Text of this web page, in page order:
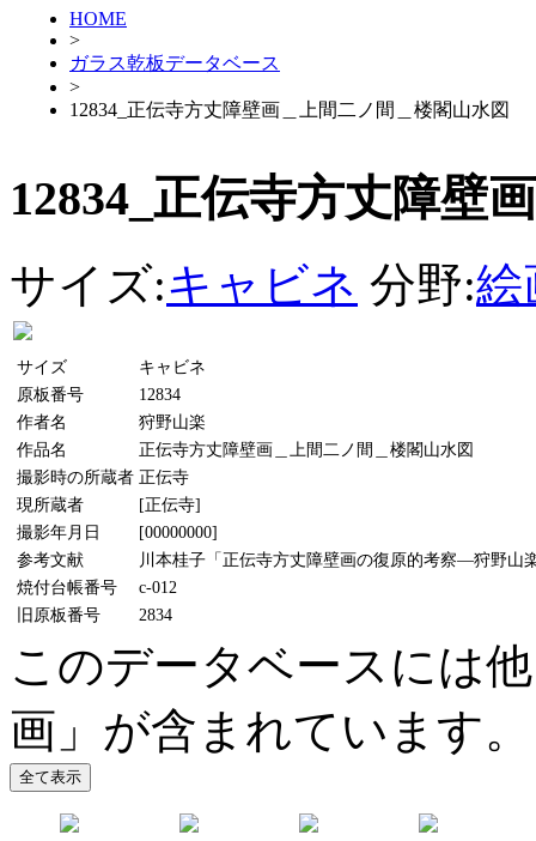
HOME
>
ガラス乾板データベース
>
12834_正伝寺方丈障壁画＿上間二ノ間＿楼閣山水図
12834_正伝寺方丈障壁
サイズ:キャビネ 分野:絵
サイズ
キャビネ
原板番号
12834
作者名
狩野山楽
作品名
正伝寺方丈障壁画＿上間二ノ間＿楼閣山水図
撮影時の所蔵者 正伝寺
現所蔵者
[正伝寺]
撮影年月日
[00000000]
参考文献
川本桂子「正伝寺方丈障壁画の復原的考察―狩野山
焼付台帳番号
c-012
旧原板番号
2834
このデータベースには
画」が含まれています。